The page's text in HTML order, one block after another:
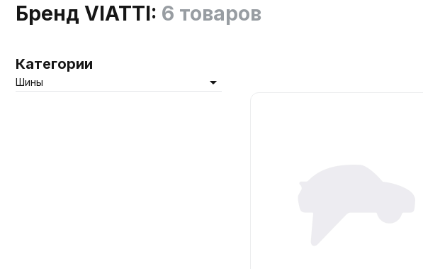
Бренд VIATTI: 6 товаров
Категории
Шины